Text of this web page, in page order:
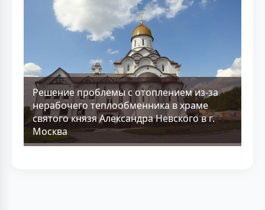
Решение проблемы с отоплением из-за
нерабочего теплообменника в храме
святого князя Александра Невского в г.
Москва